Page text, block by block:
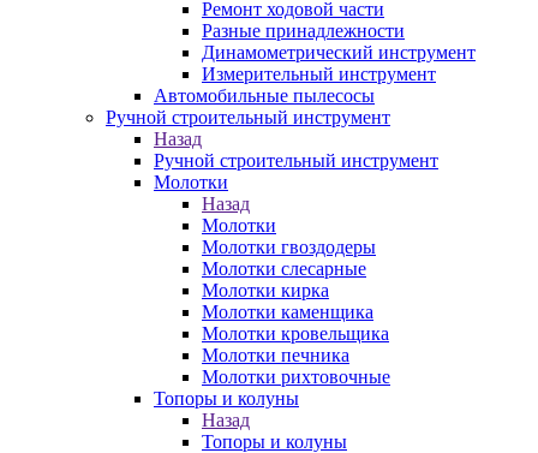
Ремонт ходовой части
Разные принадлежности
Динамометрический инструмент
Измерительный инструмент
Автомобильные пылесосы
Ручной строительный инструмент
Назад
Ручной строительный инструмент
Молотки
Назад
Молотки
Молотки гвоздодеры
Молотки слесарные
Молотки кирка
Молотки каменщика
Молотки кровельщика
Молотки печника
Молотки рихтовочные
Топоры и колуны
Назад
Топоры и колуны